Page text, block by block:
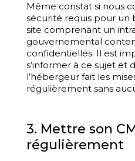
Même constat si nous
sécurité requis pour un
site comprenant un
gouvernemental
confidentielles. Il est
s’informer à ce sujet et
l’hébergeur fait les
régulièrement sans
3. Mettre son
régulièrement